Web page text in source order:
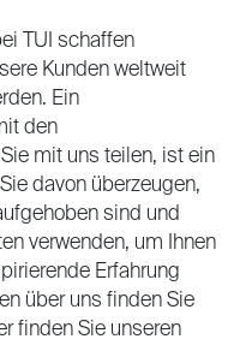
TUI schaffen
Kunden weltweit
Ein
den
mit uns teilen, ist ein
davon überzeugen,
sind und
verwenden, um Ihnen
Erfahrung
über uns finden Sie
finden Sie unseren